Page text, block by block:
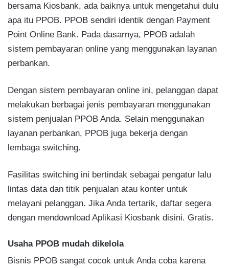
bersama Kiosbank, ada baiknya untuk mengetahui dulu
apa itu PPOB. PPOB sendiri identik dengan Payment
Point Online Bank. Pada dasarnya, PPOB adalah
sistem pembayaran online yang menggunakan layanan
perbankan.
Dengan sistem pembayaran online ini, pelanggan dapat
melakukan berbagai jenis pembayaran menggunakan
sistem penjualan PPOB Anda. Selain menggunakan
layanan perbankan, PPOB juga bekerja dengan
lembaga switching.
Fasilitas switching ini bertindak sebagai pengatur lalu
lintas data dan titik penjualan atau konter untuk
melayani pelanggan. Jika Anda tertarik, daftar segera
dengan mendownload Aplikasi Kiosbank disini. Gratis.
Usaha PPOB mudah dikelola
Bisnis PPOB sangat cocok untuk Anda coba karena